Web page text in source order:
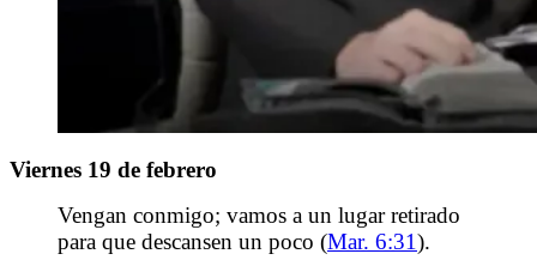
Viernes 19 de febrero
Vengan conmigo; vamos a un lugar retirado
para que descansen un poco (Mar. 6:31).